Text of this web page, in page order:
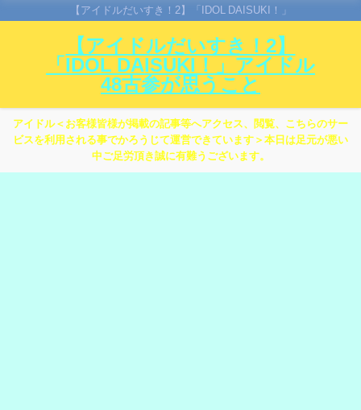
【アイドルだいすき！2】「IDOL DAISUKI！」
【アイドルだいすき！2】
「IDOL DAISUKI！」アイドル
48古参が思うこと
アイドル＜お客様皆様が掲載の記事等へアクセス、閲覧、こちらのサー
ビスを利用される事でかろうじて運営できています＞本日は足元が悪い
中ご足労頂き誠に有難うございます。